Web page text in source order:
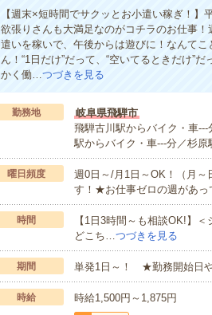
【週末×短時間でサクッとお小遣い稼ぎ！
欲張りさんも大満足なのがコチラのお仕事
遣いを稼いで、午後からは遊びに！なんて
ん！“1日だけ”だって、“空いてるときだけ”
かく働…つづきを見る
勤務地
岐阜県飛騨市
飛騨古川駅からバイク・車
駅からバイク・車---分／杉原
曜日頻度
週0日～/月1日～OK！（月
す！★お仕事ゼロの週があ
時間
【1日3時間～も相談OK!】
どこち…つづきを見る
期間 単発1日～！ ★勤務開始日
時給 時給1,500円～1,875円